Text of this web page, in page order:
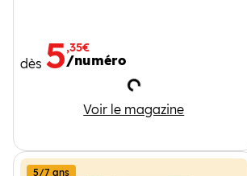
dès 5,35€
/numéro
Chargement
Voir le magazine
Wakou
5/7 ans